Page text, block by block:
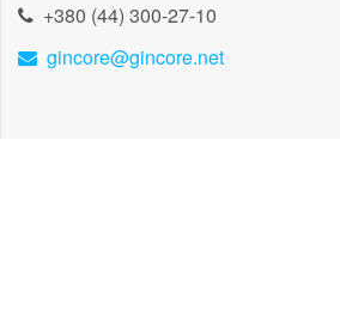
+380 (44) 300-27-10
gincore@gincore.net